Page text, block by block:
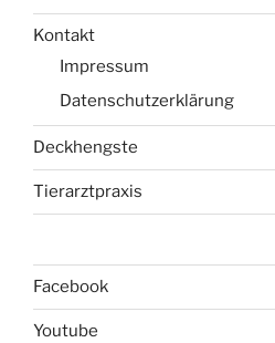
Kontakt
Impressum
Datenschutzerklärung
Deckhengste
Tierarztpraxis
Facebook
Youtube